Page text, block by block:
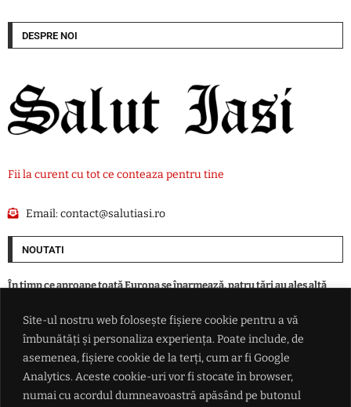
Site-ul nostru web folosește fișiere cookie pentru a vă
îmbunătăți și personaliza experiența. Poate include, de
asemenea, fișiere cookie de la terți, cum ar fi Google
Analytics. Aceste cookie-uri vor fi stocate în browser,
numai cu acordul dumneavoastră apăsând pe butonul
DESPRE NOI
Fii la curent cu tot ce conteaza pentru tine
Email:contact@salutiasi.ro
NOUTATI
În timp ce aproape toată Europa se înarmează, patru ţări au ales altă
Eclipsa parțială de Soare din 12 august, vizibilă și din România. Unde se
vede cel mai bine și la ce oră începe
Alertă epidemiologică majoră: virusul Ebola ar fi suferit mutații